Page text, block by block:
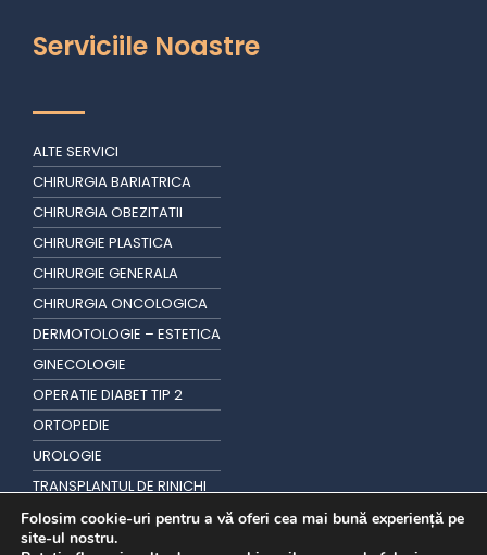
Serviciile Noastre
ALTE SERVICI
CHIRURGIA BARIATRICA
CHIRURGIA OBEZITATII
CHIRURGIE PLASTICA
CHIRURGIE GENERALA
CHIRURGIA ONCOLOGICA
DERMOTOLOGIE – ESTETICA
GINECOLOGIE
OPERATIE DIABET TIP 2
ORTOPEDIE
UROLOGIE
TRANSPLANTUL DE RINICHI
TRANSPLANT DE PAR
Folosim cookie-uri pentru a vă oferi cea mai bună experiență pe
site-ul nostru.